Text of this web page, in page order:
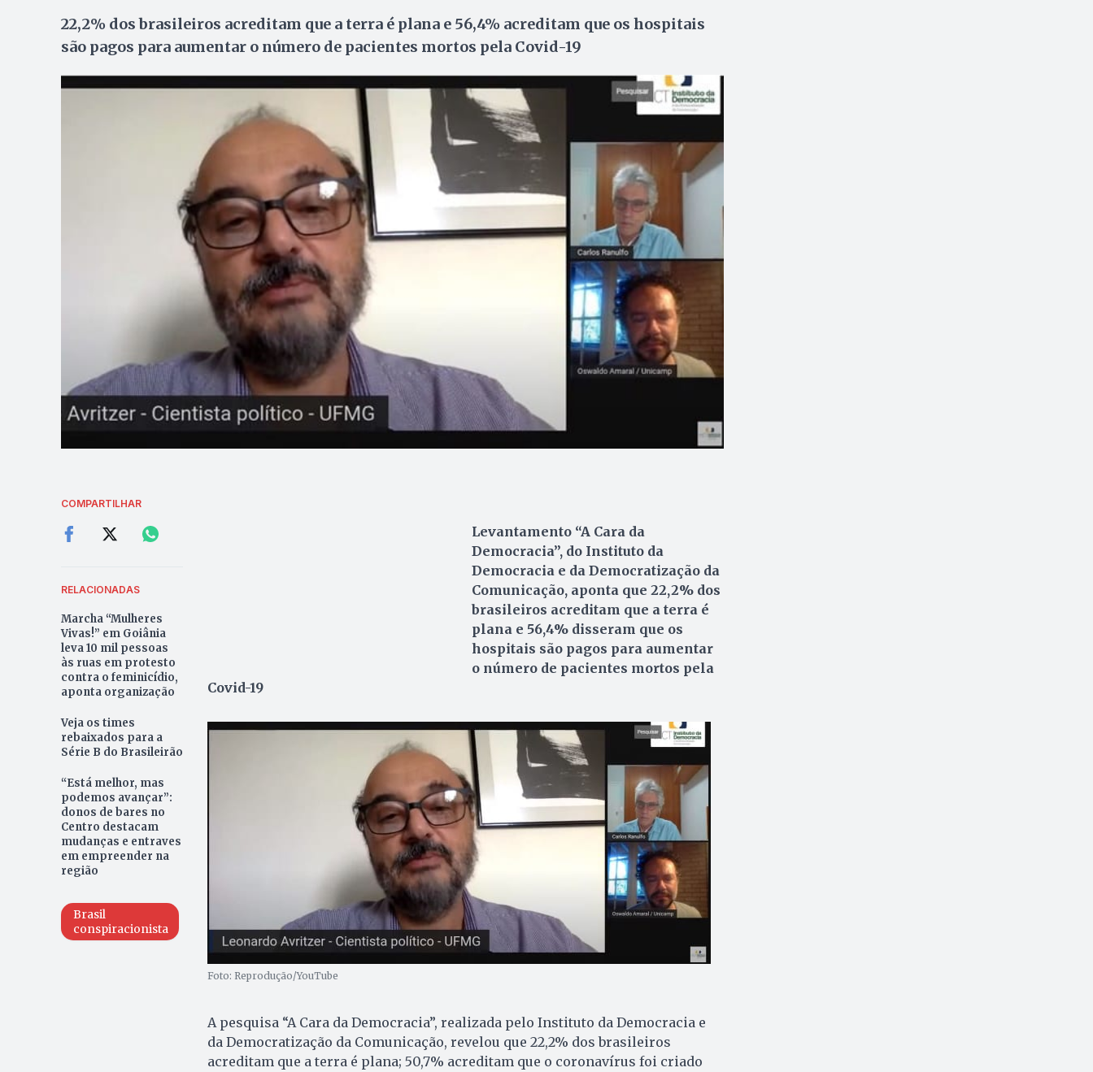
22,2% dos brasileiros acreditam que a terra é plana e 56,4% acreditam que os hospitais
são pagos para aumentar o número de pacientes mortos pela Covid-19
COMPARTILHAR
RELACIONADAS
Marcha “Mulheres
Vivas!” em Goiânia
leva 10 mil pessoas
às ruas em protesto
contra o feminicídio,
aponta organização
Veja os times
rebaixados para a
Série B do Brasileirão
“Está melhor, mas
podemos avançar”:
donos de bares no
Centro destacam
mudanças e entraves
em empreender na
região
Brasil
conspiracionista
Levantamento “A Cara da
Democracia”, do Instituto da
Democracia e da Democratização da
Comunicação, aponta que 22,2% dos
brasileiros acreditam que a terra é
plana e 56,4% disseram que os
hospitais são pagos para aumentar
o número de pacientes mortos pela
Covid-19
Foto: Reprodução/YouTube
A pesquisa “A Cara da Democracia”, realizada pelo Instituto da Democracia e
da Democratização da Comunicação, revelou que 22,2% dos brasileiros
acreditam que a terra é plana; 50,7% acreditam que o coronavírus foi criado